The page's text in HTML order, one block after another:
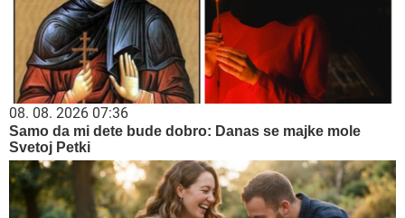
08. 08. 2026 07:36
Samo da mi dete bude dobro: Danas se majke mole
Svetoj Petki